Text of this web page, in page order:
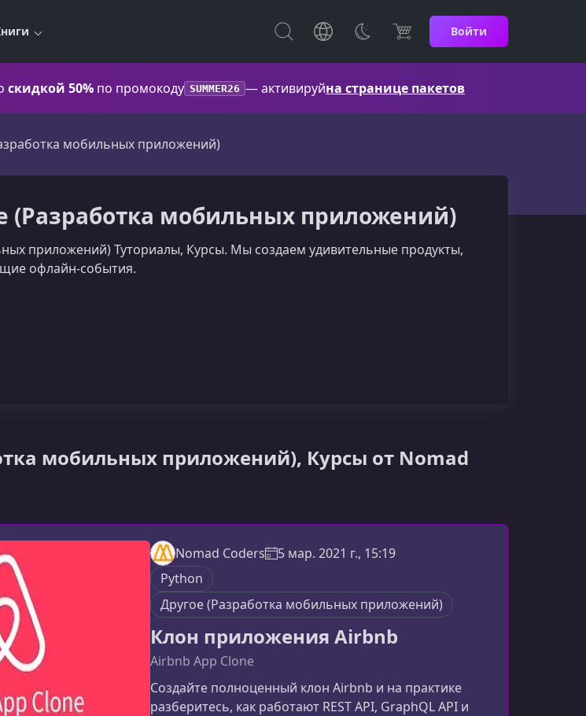
Войти
скидкой 50% по промокоду SUMMER26 — активируйна странице пакетов
мобильных приложений)
(Разработка мобильных приложений)
приложений) Туториалы, Курсы. Мы создаем удивительные продукты,
офлайн-события.
мобильных приложений), Курсы от Nomad
Nomad Coders
5 мар. 2021 г., 15:19
Python
Другое (Разработка мобильных приложений)
Клон приложения Airbnb
Airbnb App Clone
Создайте полноценный клон Airbnb и на практике
разберитесь, как работают REST API, GraphQL API и